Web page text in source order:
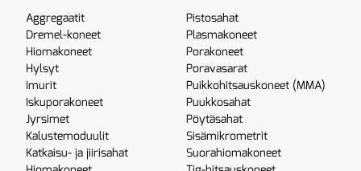
Aggregaatit
Dremel-koneet
Hiomakoneet
Hylsyt
Imurit
Iskuporakoneet
Jyrsimet
Kalustemoduulit
Katkaisu- ja jiirisahat
Pistosahat
Plasmakoneet
Porakoneet
Poravasarat
Puikkohitsauskoneet (MMA)
Puukkosahat
Pöytäsahat
Sisämikrometrit
Suorahiomakoneet